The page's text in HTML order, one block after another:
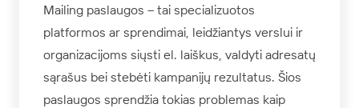
Mailing paslaugos – tai specializuotos
platformos ar sprendimai, leidžiantys verslui ir
organizacijoms siųsti el. laiškus, valdyti adresatų
sąrašus bei stebėti kampanijų rezultatus. Šios
paslaugos sprendžia tokias problemas kaip